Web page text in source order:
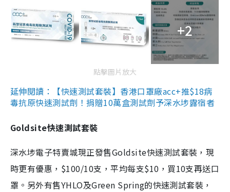
+2
點擊圖片放大
延伸閱讀：【快速測試套裝】香港口罩廠acc+推$18病
毒抗原快速測試劑！捐贈10萬盒測試劑予深水埗露宿者
Goldsite快速測試套裝
深水埗電子特賣城現正發售Goldsite快速測試套裝，現
時更有優惠，$100/10支，平均每支$10，買10支再送口
罩。另外有售YHLO及Green Spring的快速測試套裝，